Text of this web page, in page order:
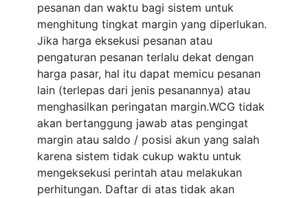
pesanan dan waktu bagi sistem untuk
menghitung tingkat margin yang diperlukan.
Jika harga eksekusi pesanan atau
pengaturan pesanan terlalu dekat dengan
harga pasar, hal itu dapat memicu pesanan
lain (terlepas dari jenis pesanannya) atau
menghasilkan peringatan margin.WCG tidak
akan bertanggung jawab atas pengingat
margin atau saldo / posisi akun yang salah
karena sistem tidak cukup waktu untuk
mengeksekusi perintah atau melakukan
perhitungan. Daftar di atas tidak akan